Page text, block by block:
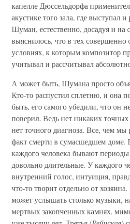
капелле Дюссельдорфа
акустике того зала, где выступал
Шуман, естественно, досадуя и на
выяснилось, что в тех совершенно
условиях, к которым композитор
учитывал и рассчитывал
А может быть, Шумана просто
Кто-то распустил сплетню, и она
быть, его самого убедили, что он
поверил. Ведь нет никаких
нет точного диагноза. Все, чем
факт смерти в сумасшедшем доме.
каждого человека бывают
довольно длительные. У каждого
внутренний голос, интуиция,
что-то творит отдельно от
может услышать столько музыки,
мертвых закопченных камнях,